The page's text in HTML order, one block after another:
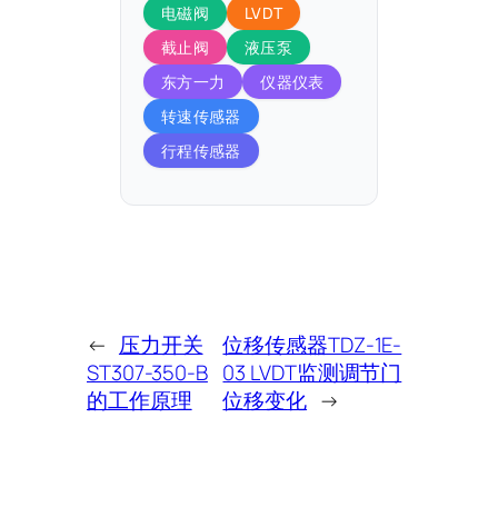
电磁阀
LVDT
截止阀
液压泵
东方一力
仪器仪表
转速传感器
行程传感器
← 压力开关
ST307-350-B
的工作原理
位移传感器TDZ-1E-
03 LVDT监测调节门
位移变化 →